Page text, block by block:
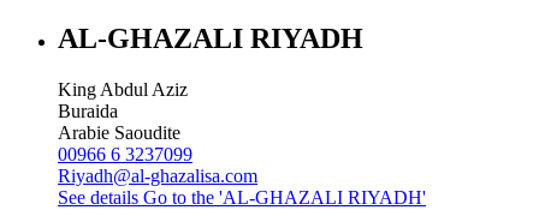
AL-GHAZALI RIYADH
King Abdul Aziz
Buraida
Arabie Saoudite
00966 6 3237099
Riyadh@al-ghazalisa.com
See details Go to the 'AL-GHAZALI RIYADH'